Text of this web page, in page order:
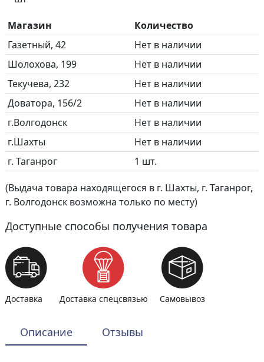
Магазин
Количество
Газетный, 42
Нет в наличии
Шолохова, 199
Нет в наличии
Текучева, 232
Нет в наличии
Доватора, 156/2
Нет в наличии
г.Волгодонск
Нет в наличии
г.Шахты
Нет в наличии
г. Таганрог
1 шт.
(Выдача товара находящегося в г. Шахты, г. Таганрог,
г. Волгодонск возможна только по месту)
Доступные способы получения товара
Доставка Доставка спецсвязью Самовывоз
Описание Отзывы